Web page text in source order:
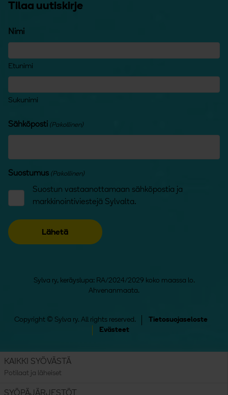
Tilaa uutiskirje
Nimi
Etunimi
Sukunimi
Sähköposti (Pakollinen)
Suostumus (Pakollinen)
Suostun vastaanottamaan sähköpostia ja
markkinointiviestejä Sylvalta.
Sylva ry, keräyslupa: RA/2024/2029 koko maassa lo.
Ahvenanmaata.
Copyright © Sylva ry. All rights reserved.
Tietosuojaseloste
Evästeet
KAIKKI SYÖVÄSTÄ
Potilaat ja läheiset